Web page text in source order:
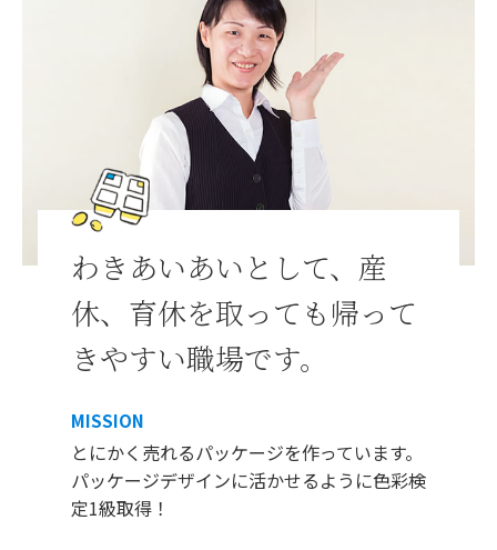
わきあいあいとして、産
休、育休を取っても帰って
きやすい職場です。
MISSION
とにかく売れるパッケージを作っています。
パッケージデザインに活かせるように色彩検
定1級取得！